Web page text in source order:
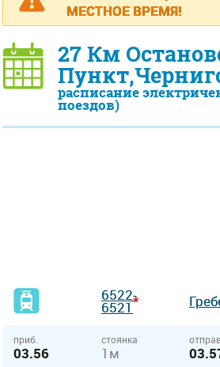
МЕСТНОЕ ВРЕМЯ!
27 Км
расписание
поездов)
6522-
6521*
приб.
03.56
стоянка
1м
отправ.